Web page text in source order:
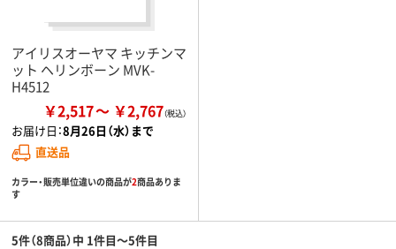
アイリスオーヤマ キッチンマ
ット ヘリンボーン MVK-
H4512
￥2,517 ￥2,767
お届け日：8月26日（水）まで
直送品
カラー・販売単位違いの商品が2商品ありま
す
5件（8商品）中 1件目～5件目